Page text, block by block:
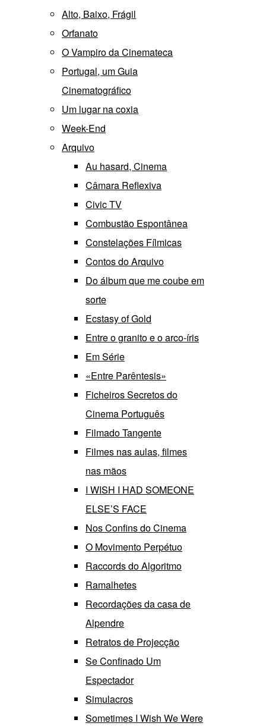
Alto, Baixo, Frágil
Orfanato
O Vampiro da Cinemateca
Portugal, um Guia
Cinematográfico
Um lugar na coxia
Week-End
Arquivo
Au hasard, Cinema
Câmara Reflexiva
Civic TV
Combustão Espontânea
Constelações Fílmicas
Contos do Arquivo
Do álbum que me coube em
sorte
Ecstasy of Gold
Entre o granito e o arco-íris
Em Série
«Entre Parêntesis»
Ficheiros Secretos do
Cinema Português
Filmado Tangente
Filmes nas aulas, filmes
nas mãos
I WISH I HAD SOMEONE
ELSE’S FACE
Nos Confins do Cinema
O Movimento Perpétuo
Raccords do Algoritmo
Ramalhetes
Recordações da casa de
Alpendre
Retratos de Projecção
Se Confinado Um
Espectador
Simulacros
Sometimes I Wish We Were